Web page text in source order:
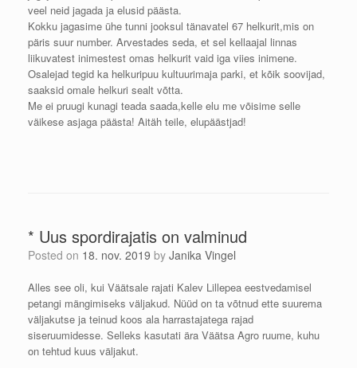
veel neid jagada ja elusid päästa.
Kokku jagasime ühe tunni jooksul tänavatel 67 helkurit,mis on
päris suur number. Arvestades seda, et sel kellaajal linnas
liikuvatest inimestest omas helkurit vaid iga viies inimene.
Osalejad tegid ka helkuripuu kultuurimaja parki, et kõik soovijad,
saaksid omale helkuri sealt võtta.
Me ei pruugi kunagi teada saada,kelle elu me võisime selle
väikese asjaga päästa! Aitäh teile, elupäästjad!
* Uus spordirajatis on valminud
Posted on 18. nov. 2019 by Janika Vingel
Alles see oli, kui Väätsale rajati Kalev Lillepea eestvedamisel
petangi mängimiseks väljakud. Nüüd on ta võtnud ette suurema
väljakutse ja teinud koos ala harrastajatega rajad
siseruumidesse. Selleks kasutati ära Väätsa Agro ruume, kuhu
on tehtud kuus väljakut.